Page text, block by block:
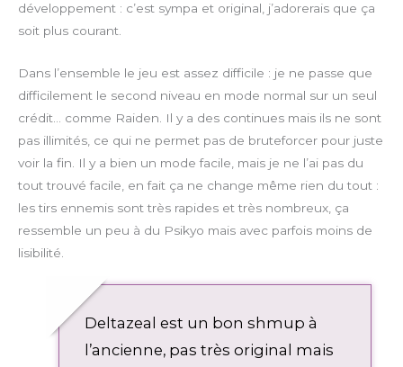
u
s
c
r
e
a
développement : c’est sympa et original, j’adorerais que ça
soit plus courant.
Dans l’ensemble le jeu est assez difficile : je ne passe que
difficilement le second niveau en mode normal sur un seul
crédit… comme Raiden. Il y a des continues mais ils ne sont
pas illimités, ce qui ne permet pas de bruteforcer pour juste
voir la fin. Il y a bien un mode facile, mais je ne l’ai pas du
tout trouvé facile, en fait ça ne change même rien du tout :
les tirs ennemis sont très rapides et très nombreux, ça
ressemble un peu à du Psikyo mais avec parfois moins de
lisibilité.
Deltazeal est un bon shmup à
l’ancienne, pas très original mais